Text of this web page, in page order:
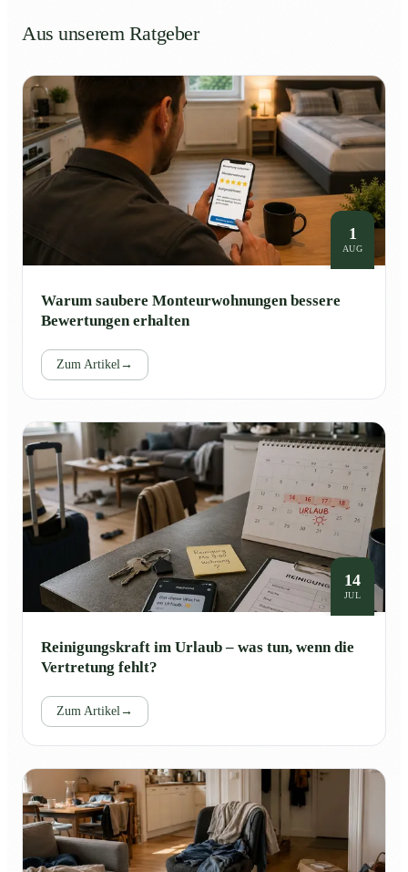
Aus unserem Ratgeber
1
AUG
Warum saubere Monteurwohnungen bessere
Bewertungen erhalten
Zum Artikel →
14
JUL
Reinigungskraft im Urlaub – was tun, wenn die
Vertretung fehlt?
Zum Artikel →